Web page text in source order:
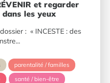
et regarder
les yeux
: « INCESTE : des
parentalité / familles
santé / bien-être